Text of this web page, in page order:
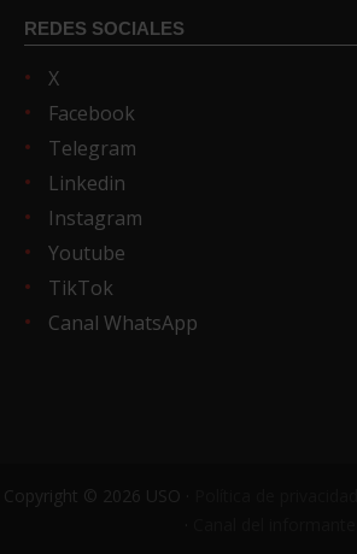
REDES SOCIALES
X
Facebook
Telegram
Linkedin
Instagram
Youtube
TikTok
Canal WhatsApp
Copyright © 2026 USO ·